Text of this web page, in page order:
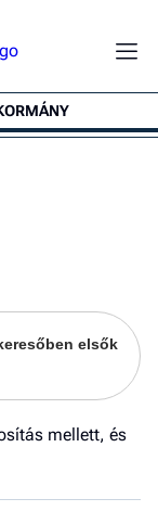
elsők
mellett, és